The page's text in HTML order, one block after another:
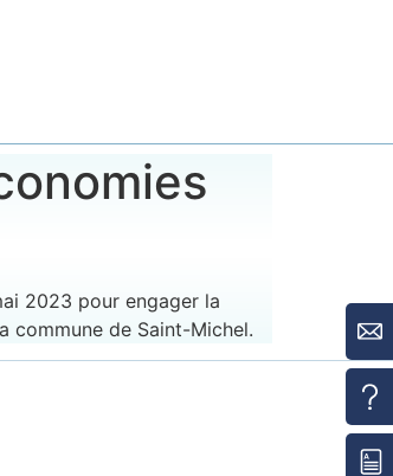
2023 pour engager la
commune de Saint-Michel.